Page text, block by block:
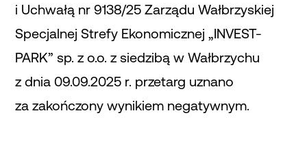
i Uchwałą nr 9138/25 Zarządu Wałbrzyskiej
Specjalnej Strefy Ekonomicznej „INVEST-
PARK” sp. z o.o. z siedzibą w Wałbrzychu
z dnia 09.09.2025 r. przetarg uznano
za zakończony wynikiem negatywnym.